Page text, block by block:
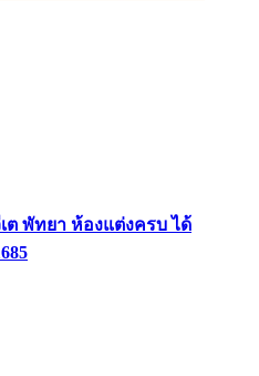
ต พัทยา ห้องแต่งครบ ได้